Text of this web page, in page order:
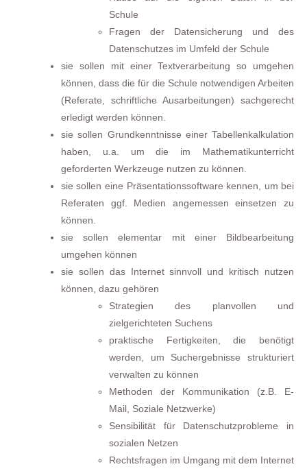
Schule
Fragen der Datensicherung und des
Datenschutzes im Umfeld der Schule
sie sollen mit einer Textverarbeitung so umgehen
können, dass die für die Schule notwendigen Arbeiten
(Referate, schriftliche Ausarbeitungen) sachgerecht
erledigt werden können.
sie sollen Grundkenntnisse einer Tabellenkalkulation
haben, u.a. um die im Mathematikunterricht
geforderten Werkzeuge nutzen zu können.
sie sollen eine Präsentationssoftware kennen, um bei
Referaten ggf. Medien angemessen einsetzen zu
können.
sie sollen elementar mit einer Bildbearbeitung
umgehen können
sie sollen das Internet sinnvoll und kritisch nutzen
können, dazu gehören
Strategien des planvollen und
zielgerichteten Suchens
praktische Fertigkeiten, die benötigt
werden, um Suchergebnisse strukturiert
verwalten zu können
Methoden der Kommunikation (z.B. E-
Mail, Soziale Netzwerke)
Sensibilität für Datenschutzprobleme in
sozialen Netzen
Rechtsfragen im Umgang mit dem Internet